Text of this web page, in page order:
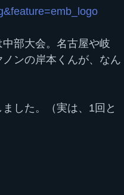
部大会。名古屋や岐
ンの岸本くんが、なん
した。（実は、1回と